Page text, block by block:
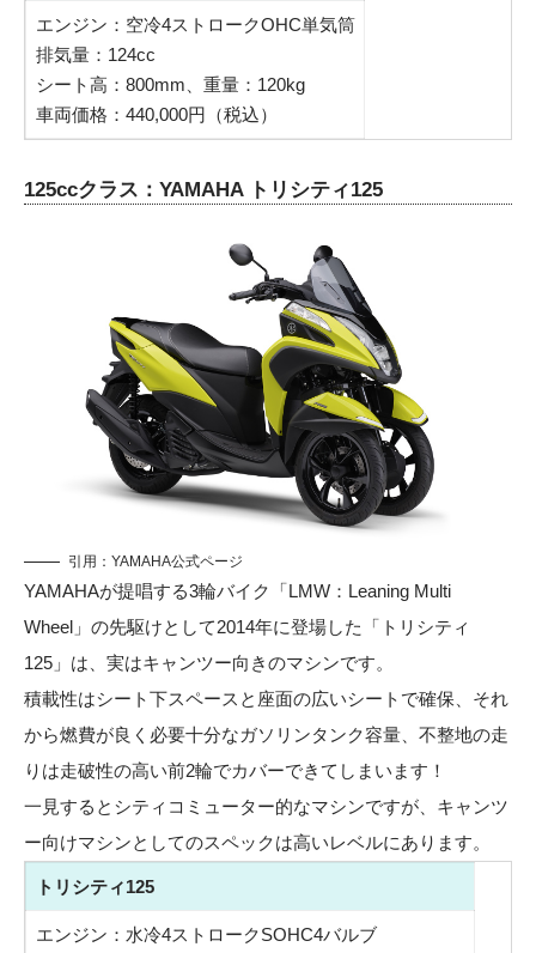
エンジン：空冷4ストロークOHC単気筒
排気量：124cc
シート高：800mm、重量：120kg
車両価格：440,000円（税込）
125ccクラス：YAMAHA トリシティ125
引用： YAMAHA公式ページ
YAMAHAが提唱する3輪バイク「LMW：Leaning Multi
Wheel」の先駆けとして2014年に登場した「トリシティ
125」は、実はキャンツー向きのマシンです。
積載性はシート下スペースと座面の広いシートで確保、それ
から燃費が良く必要十分なガソリンタンク容量、不整地の走
りは走破性の高い前2輪でカバーできてしまいます！
一見するとシティコミューター的なマシンですが、キャンツ
ー向けマシンとしてのスペックは高いレベルにあります。
トリシティ125
エンジン：水冷4ストロークSOHC4バルブ